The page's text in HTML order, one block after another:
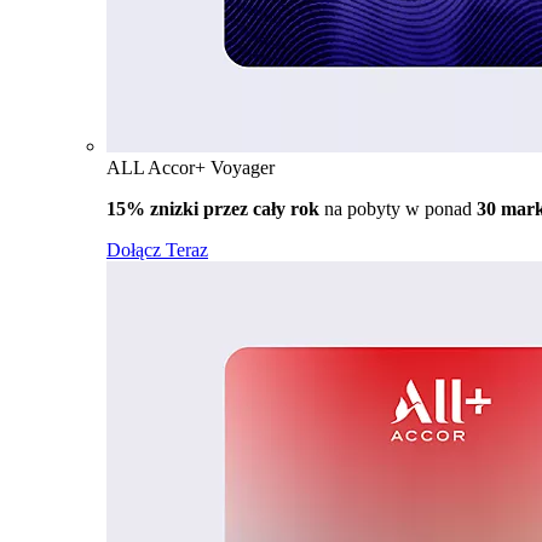
ALL Accor+ Voyager
15% znizki przez cały rok na pobyty w ponad 30
Dołącz Teraz